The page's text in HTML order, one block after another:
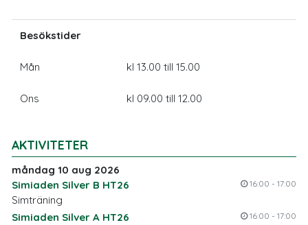
Besökstider
Mån kl 13.00 till 15.00
Ons kl 09.00 till 12.00
AKTIVITETER
måndag 10 aug 2026
Simiaden Silver B HT26
16:00 - 17:00
Simträning
Simiaden Silver A HT26
16:00 - 17:00